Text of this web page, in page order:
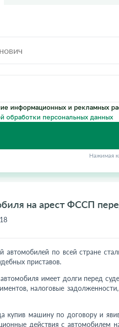
информационных и рекламных
обработки персональных данных
Нажимая
на арест ФССП
автомобилей по всей стране
приставов.
имеет долги перед
налоговые
купив машину по договору и
действия с